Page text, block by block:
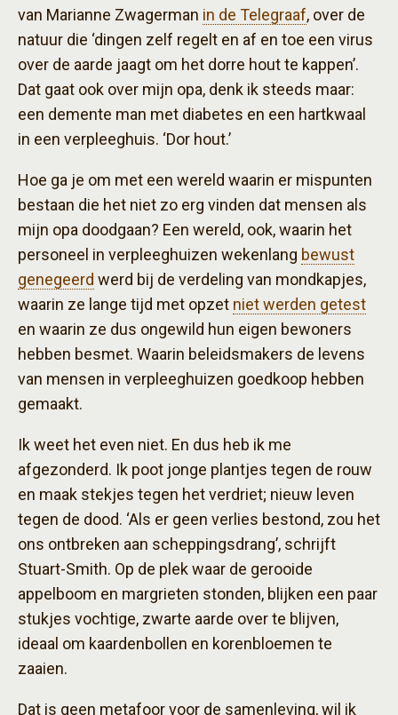
van Marianne Zwagerman in de Telegraaf, over de
natuur die ‘dingen zelf regelt en af en toe een virus
over de aarde jaagt om het dorre hout te kappen’.
Dat gaat ook over mijn opa, denk ik steeds maar:
een demente man met diabetes en een hartkwaal
in een verpleeghuis. ‘Dor hout.’
Hoe ga je om met een wereld waarin er mispunten
bestaan die het niet zo erg vinden dat mensen als
mijn opa doodgaan? Een wereld, ook, waarin het
personeel in verpleeghuizen wekenlang bewust
genegeerd werd bij de verdeling van mondkapjes,
waarin ze lange tijd met opzet niet werden getest
en waarin ze dus ongewild hun eigen bewoners
hebben besmet. Waarin beleidsmakers de levens
van mensen in verpleeghuizen goedkoop hebben
gemaakt.
Ik weet het even niet. En dus heb ik me
afgezonderd. Ik poot jonge plantjes tegen de rouw
en maak stekjes tegen het verdriet; nieuw leven
tegen de dood. ‘Als er geen verlies bestond, zou het
ons ontbreken aan scheppingsdrang’, schrijft
Stuart-Smith. Op de plek waar de gerooide
appelboom en margrieten stonden, blijken een paar
stukjes vochtige, zwarte aarde over te blijven,
ideaal om kaardenbollen en korenbloemen te
zaaien.
Dat is geen metafoor voor de samenleving, wil ik